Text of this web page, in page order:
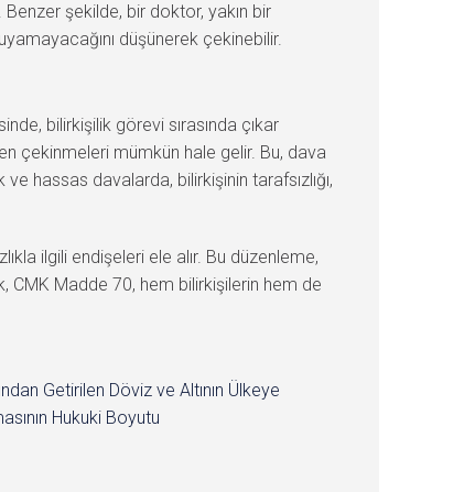
Benzer şekilde, bir doktor, yakın bir
düşünerek çekinebilir.
bilirkişilik görevi sırasında çıkar
çekinmeleri mümkün hale gelir. Bu, dava
hassas davalarda, bilirkişinin tarafsızlığı,
ilgili endişeleri ele alır. Bu düzenleme,
CMK Madde 70, hem bilirkişilerin hem de
Getirilen Döviz ve Altının Ülkeye
Hukuki Boyutu